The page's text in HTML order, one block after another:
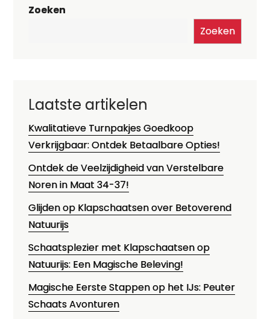
Zoeken
Zoeken
Laatste artikelen
Kwalitatieve Turnpakjes Goedkoop
Verkrijgbaar: Ontdek Betaalbare Opties!
Ontdek de Veelzijdigheid van Verstelbare
Noren in Maat 34-37!
Glijden op Klapschaatsen over Betoverend
Natuurijs
Schaatsplezier met Klapschaatsen op
Natuurijs: Een Magische Beleving!
Magische Eerste Stappen op het IJs: Peuter
Schaats Avonturen